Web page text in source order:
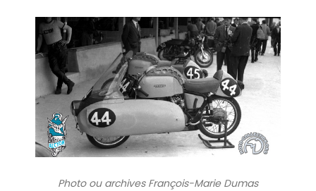
Photo ou archivesFrançois-Marie Dumas